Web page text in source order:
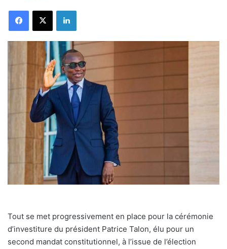
FacebookX Linkedin
Tout se met progressivement en place pour la cérémonie
d’investiture du président Patrice Talon, élu pour un
second mandat constitutionnel, à l’issue de l’élection